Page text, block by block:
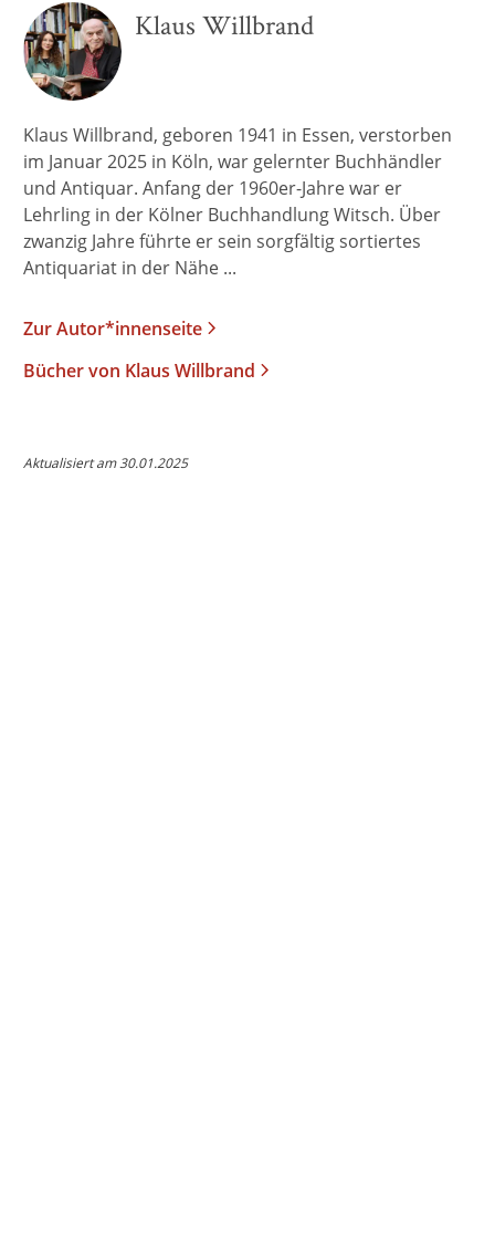
Klaus Willbrand
Klaus Willbrand, geboren 1941 in Essen, verstorben
im Januar 2025 in Köln, war gelernter Buchhändler
und Antiquar. Anfang der 1960er-Jahre war er
Lehrling in der Kölner Buchhandlung Witsch. Über
zwanzig Jahre führte er sein sorgfältig sortiertes
Antiquariat in der Nähe ...
Zur Autor*innenseite
Bücher von Klaus Willbrand
Aktualisiert am 30.01.2025